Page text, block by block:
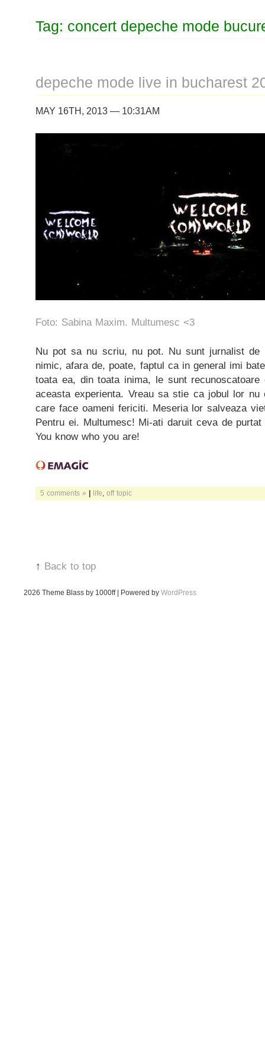
Tag: concert depeche mode
depeche mode live in bucharest
MAY 16TH, 2013 — 10:31AM
Foto: Sabina Maxim. Multumesc <3
Nu pot sa nu scriu, nu pot. Nu sunt jurnalist de
nimic, afara de, poate, faptul ca in general imi
toata ea, din toata inima, le sunt
aceasta experienta. Vreau sa stie ca jobul lor
care face oameni fericiti. Meseria lor salveaza
Pentru ei. Multumesc! Mi-ati daruit ceva de
You know who you are!
5 comments » | life off topic
↑ Back to top
2026 Theme Blass by 1000ff | Powered by WordPress